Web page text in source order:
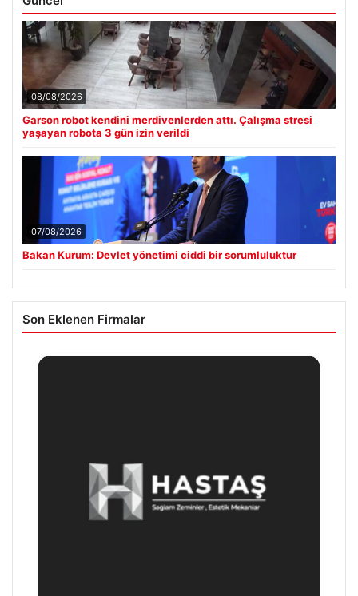
08/08/2026
Garson robot kendini merdivenlerden attı. Çalışma stresi
yaşayan robota 3 gün izin verildi
07/08/2026
Bakan Kurum: Devlet yönetimi ciddi bir sorumluluktur
Son Eklenen Firmalar